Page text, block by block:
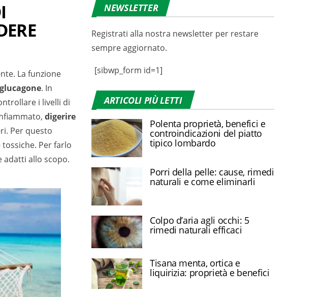
La funzione
glucagone. In
i livelli di
digerire
Per questo
Per farlo
adatti allo scopo.
NEWSLETTER
Registrati alla nostra newsletter per restare
sempre aggiornato.
[sibwp_form id=1]
ARTICOLI PIÙ LETTI
Polenta proprietà, benefici e
controindicazioni del piatto
tipico lombardo
Porri della pelle: cause, rimedi
naturali e come eliminarli
Colpo d’aria agli occhi: 5
rimedi naturali efficaci
Tisana menta, ortica e
liquirizia: proprietà e benefici